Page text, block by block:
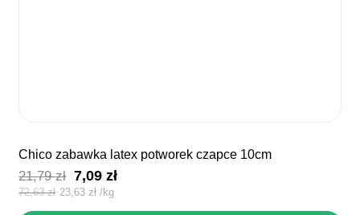
chico zabawka latex potworek czapce 10cm
21,79zł Pierwotna
cena
wynosiła:
7,09złAktualna
wynosi:
72,63zł 23,63 zł /kg